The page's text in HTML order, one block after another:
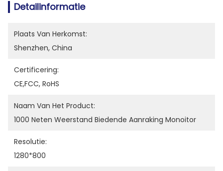
Detailinformatie
Plaats Van Herkomst:
Shenzhen, China
Certificering:
CE,FCC, RoHS
Naam Van Het Product:
1000 Neten Weerstand Biedende Aanraking Monoitor
Resolutie:
1280*800